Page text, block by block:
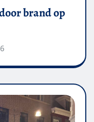
brand op